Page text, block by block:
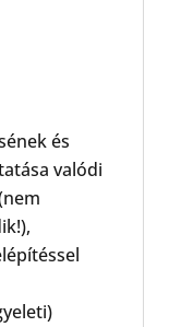
és
valódi